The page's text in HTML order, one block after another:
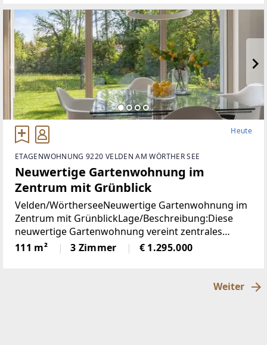
Heute
ETAGENWOHNUNG 9220 VELDEN AM WÖRTHER SEE
Neuwertige Gartenwohnung im
Zentrum mit Grünblick
Velden/WörtherseeNeuwertige Gartenwohnung im
Zentrum mit GrünblickLage/Beschreibung:Diese
neuwertige Gartenwohnung vereint zentrales
Wohnen mit einer außergewöhnlich ruhigen Lage
im Herzen von Velden am Wörthersee. Sämtliche
111 m² 3 Zimmer € 1.295.000
Weiter